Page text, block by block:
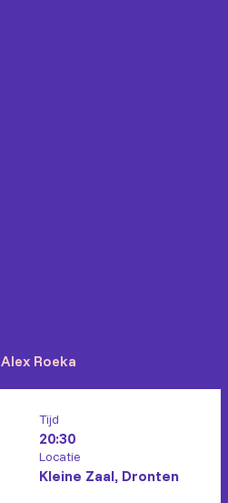
Alex Roeka
Tijd
20:30
Locatie
Kleine Zaal, Dronten